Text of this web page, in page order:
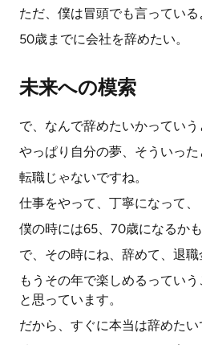
ただ、僕は冒頭でも言っている
50歳までに会社を辞めたい。
未来への模索
で、なんで辞めたいかっていう
やっぱり自分の夢、そういった
転職じゃないですね。
仕事をやって、丁寧になって、
僕の時には65、70歳になるかも
で、その時にね、辞めて、退職
もうその年で楽しめるってい
と思っています。
だから、すぐに本当は辞めたい